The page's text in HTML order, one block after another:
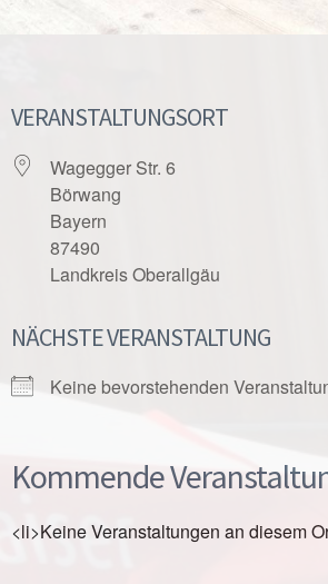
VERANSTALTUNGSORT
Wagegger Str. 6
Börwang
Bayern
87490
Landkreis Oberallgäu
NÄCHSTE VERANSTALTUNG
Keine bevorstehenden
Kommende
<li>Keine Veranstaltungen an diesem